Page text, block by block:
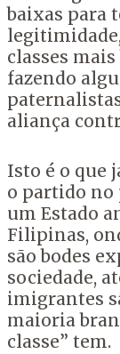
baixas para
classes
fazendo
aliança
Isto é o que
o partido
um Estado
Filipinas,
são bodes
sociedade,
imigrantes
maioria
classe” tem.